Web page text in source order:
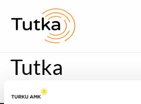
Tutka
Katso kuvareportaasi